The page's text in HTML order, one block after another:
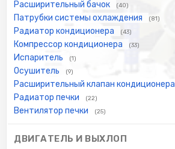
Расширительный бачок (40)
Патрубки системы охлаждения (81)
Радиатор кондиционера (43)
Компрессор кондиционера (33)
Испаритель (1)
Осушитель (9)
Расширительный клапан кондиционера
Радиатор печки (22)
Вентилятор печки (25)
ДВИГАТЕЛЬ И ВЫХЛОП